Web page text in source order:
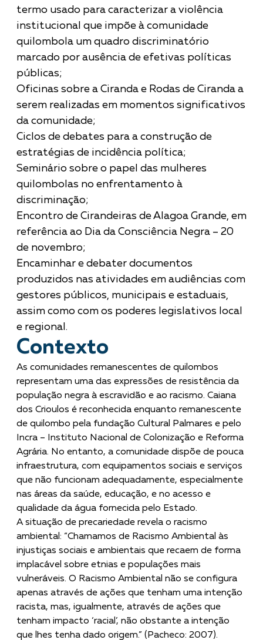
termo usado para caracterizar a violência
institucional que impõe à comunidade
quilombola um quadro discriminatório
marcado por ausência de efetivas políticas
públicas;
Oficinas sobre a Ciranda e Rodas de Ciranda a
serem realizadas em momentos significativos
da comunidade;
Ciclos de debates para a construção de
estratégias de incidência política;
Seminário sobre o papel das mulheres
quilombolas no enfrentamento à
discriminação;
Encontro de Cirandeiras de Alagoa Grande, em
referência ao Dia da Consciência Negra – 20
de novembro;
Encaminhar e debater documentos
produzidos nas atividades em audiências com
gestores públicos, municipais e estaduais,
assim como com os poderes legislativos local
e regional.
Contexto
As comunidades remanescentes de quilombos
representam uma das expressões de resistência da
população negra à escravidão e ao racismo. Caiana
dos Crioulos é reconhecida enquanto remanescente
de quilombo pela fundação Cultural Palmares e pelo
Incra – Instituto Nacional de Colonização e Reforma
Agrária. No entanto, a comunidade dispõe de pouca
infraestrutura, com equipamentos sociais e serviços
que não funcionam adequadamente, especialmente
nas áreas da saúde, educação, e no acesso e
qualidade da água fornecida pelo Estado.
A situação de precariedade revela o racismo
ambiental: “Chamamos de Racismo Ambiental às
injustiças sociais e ambientais que recaem de forma
implacável sobre etnias e populações mais
vulneráveis. O Racismo Ambiental não se configura
apenas através de ações que tenham uma intenção
racista, mas, igualmente, através de ações que
tenham impacto ‘racial’, não obstante a intenção
que lhes tenha dado origem.” (Pacheco: 2007).